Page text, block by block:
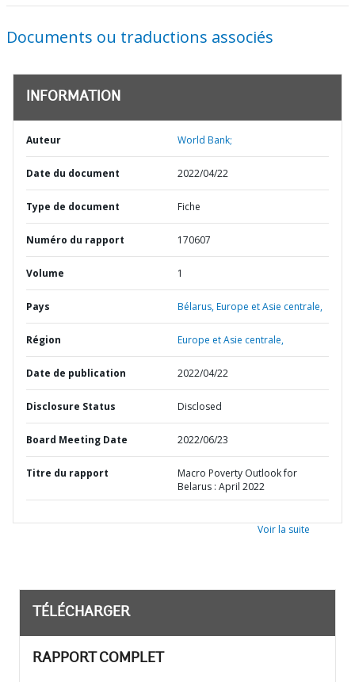
Documents ou traductions associés
INFORMATION
Auteur World Bank;
Date du document 2022/04/22
Type de document Fiche
Numéro du rapport 170607
Volume 1
Pays Bélarus,Europe et Asie centrale,
Région Europe et Asie centrale,
Date de publication 2022/04/22
Disclosure Status Disclosed
Board Meeting Date 2022/06/23
Titre du rapport
Macro Poverty Outlook for
Belarus : April 2022
Voir la suite
TÉLÉCHARGER
RAPPORT COMPLET